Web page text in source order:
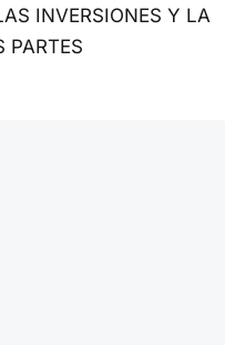
INVERSIONES Y LA
PARTES